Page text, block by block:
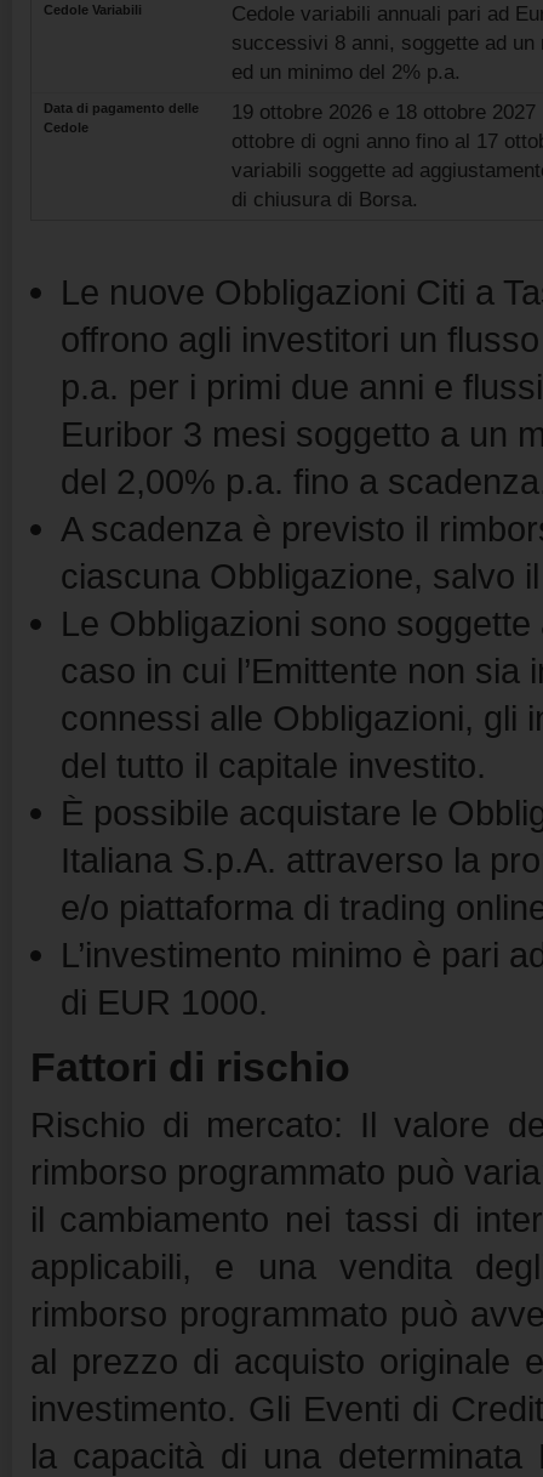
Cedole Variabili
Cedole variabili annuali pari ad
successivi 8 anni, soggette ad
ed un minimo del 2% p.a.
Data di pagamento delle
Cedole
19 ottobre 2026 e 18 ottobre
ottobre di ogni anno fino al 17
variabili soggette ad
di chiusura di Borsa.
Le nuove Obbligazioni Citi a
offrono agli investitori un
p.a. per i primi due anni e
Euribor 3 mesi soggetto a un
del 2,00% p.a. fino a
A scadenza è previsto il
ciascuna Obbligazione, salvo
Le Obbligazioni sono
caso in cui l’Emittente non
connessi alle Obbligazioni, gli
del tutto il capitale investito.
È possibile acquistare le
Italiana S.p.A. attraverso la
e/o piattaforma di trading
L’investimento minimo è pari
di EUR 1000.
Fattori di rischio
Rischio di mercato: Il valore
rimborso programmato può
il cambiamento nei tassi di
applicabili, e una vendita
rimborso programmato può
al prezzo di acquisto originale
investimento. Gli Eventi di
la capacità di una